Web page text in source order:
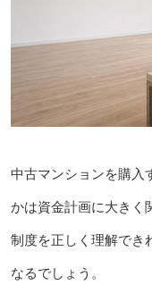
中古マンションを購入
かは資金計画に大きく
制度を正しく理解でき
なるでしょう。